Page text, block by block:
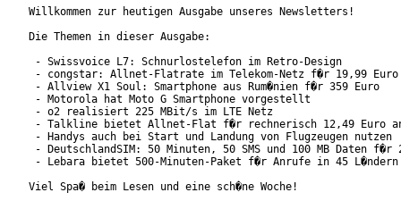
Willkommen zur heutigen Ausgabe unseres Newsletters!
Die Themen in dieser Ausgabe:
- Swissvoice L7: Schnurlostelefon im Retro-Design
- congstar: Allnet-Flatrate im Telekom-Netz f�r 19,99 Euro
- Allview X1 Soul: Smartphone aus Rum�nien f�r 359 Euro
- Motorola hat Moto G Smartphone vorgestellt
- o2 realisiert 225 MBit/s im LTE Netz
- Talkline bietet Allnet-Flat f�r rechnerisch 12,49 Euro
- Handys auch bei Start und Landung von Flugzeugen nutzen
- DeutschlandSIM: 50 Minuten, 50 SMS und 100 MB Daten f�r
- Lebara bietet 500-Minuten-Paket f�r Anrufe in 45 L�ndern
Viel Spa� beim Lesen und eine sch�ne Woche!